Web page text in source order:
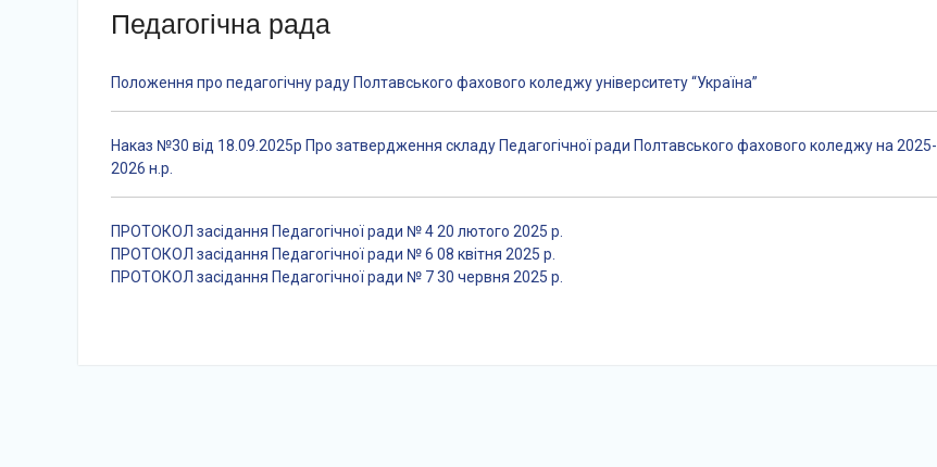
Педагогічна рада
Положення про педагогічну раду Полтавського фахового коледжу університету “Україна”
Наказ №30 від 18.09.2025р Про затвердження складу Педагогічної ради Полтавського фахового коледжу на 2025-
2026 н.р.
ПРОТОКОЛ засідання Педагогічної ради № 4 20 лютого 2025 р.
ПРОТОКОЛ засідання Педагогічної ради № 6 08 квітня 2025 р.
ПРОТОКОЛ засідання Педагогічної ради № 7 30 червня 2025 р.